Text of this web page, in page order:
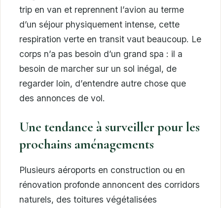
trip en van et reprennent l’avion au terme
d’un séjour physiquement intense, cette
respiration verte en transit vaut beaucoup. Le
corps n’a pas besoin d’un grand spa : il a
besoin de marcher sur un sol inégal, de
regarder loin, d’entendre autre chose que
des annonces de vol.
Une tendance à surveiller pour les
prochains aménagements
Plusieurs aéroports en construction ou en
rénovation profonde annoncent des corridors
naturels, des toitures végétalisées